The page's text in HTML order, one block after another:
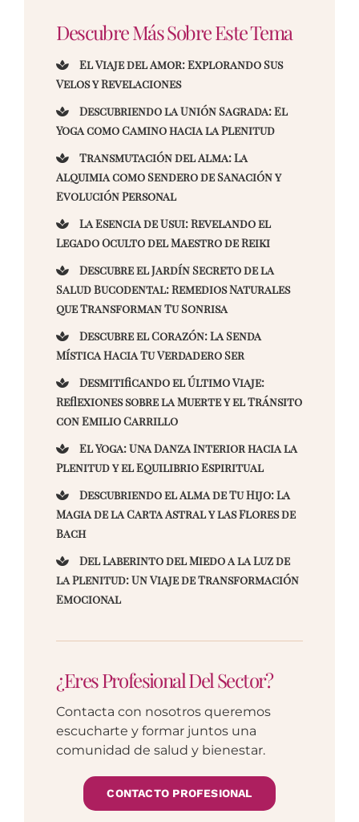
Descubre Más Sobre Este Tema
El Viaje del Amor: Explorando Sus
Velos y Revelaciones
Descubriendo la Unión Sagrada: El
Yoga como Camino hacia la Plenitud
Transmutación del Alma: La
Alquimia como Sendero de Sanación y
Evolución Personal
La Esencia de Usui: Revelando el
Legado Oculto del Maestro de Reiki
Descubre el Jardín Secreto de la
Salud Bucodental: Remedios Naturales
que Transforman Tu Sonrisa
Descubre el Corazón: La Senda
Mística Hacia Tu Verdadero Ser
Desmitificando el Último Viaje:
Reflexiones sobre la Muerte y el Tránsito
con Emilio Carrillo
El Yoga: Una Danza Interior hacia la
Plenitud y el Equilibrio Espiritual
Descubriendo el Alma de Tu Hijo: La
Magia de la Carta Astral y las Flores de
Bach
Del Laberinto del Miedo a la Luz de
la Plenitud: Un Viaje de Transformación
Emocional
¿Eres Profesional Del Sector?
Contacta con nosotros queremos
escucharte y formar juntos una
comunidad de salud y bienestar.
CONTACTO PROFESIONAL